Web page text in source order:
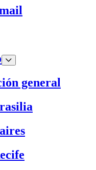
general